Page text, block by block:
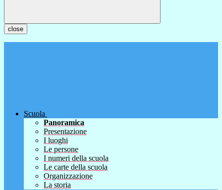
close
Scuola
Panoramica
Presentazione
I luoghi
Le persone
I numeri della scuola
Le carte della scuola
Organizzazione
La storia